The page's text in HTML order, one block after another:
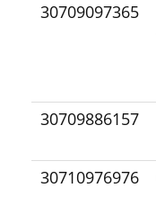
30709097365
30709886157
30710976976